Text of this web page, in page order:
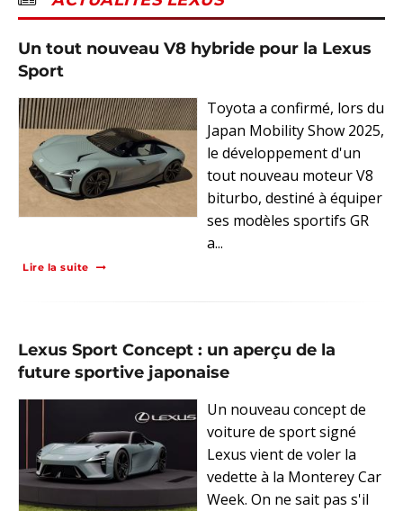
Un tout nouveau V8 hybride pour la Lexus
Sport
Toyota a confirmé, lors du
Japan Mobility Show 2025,
le développement d'un
tout nouveau moteur V8
biturbo, destiné à équiper
ses modèles sportifs GR
a...
Lire la suite
Lexus Sport Concept : un aperçu de la
future sportive japonaise
Un nouveau concept de
voiture de sport signé
Lexus vient de voler la
vedette à la Monterey Car
Week. On ne sait pas s'il